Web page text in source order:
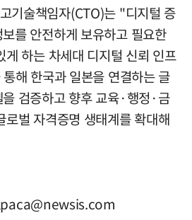
기술책임자(CTO)는 "디지털 증
를 안전하게 보유하고 필요한
게 하는 차세대 디지털 신뢰 인프
해 한국과 일본을 연결하는 글
검증하고 향후 교육·행정·금
로벌 자격증명 생태계를 확대해